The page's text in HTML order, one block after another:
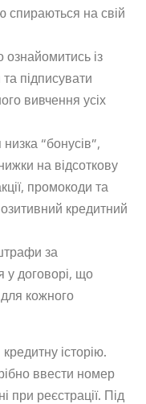
спираються на свій
із
підписувати
вивчення усіх
“бонусів”,
на відсоткову
промокоди та
кредитний
за
у договорі, що
кожного
історію.
ввести номер
при реєстрації. Під